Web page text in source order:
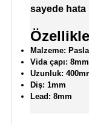
sayede hata
Malzeme:
Vida çapı: 8mm
Uzunluk:
Diş: 1mm
Lead: 8mm